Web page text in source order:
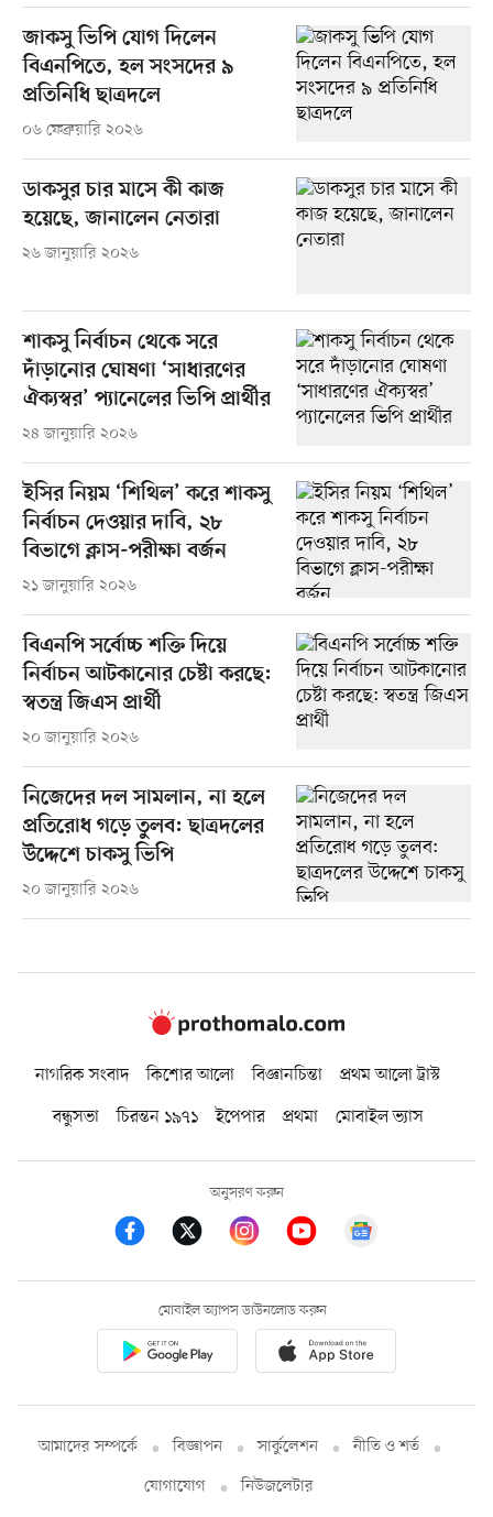
জাকসু ভিপি যোগ দিলেন
বিএনপিতে, হল সংসদের ৯
প্রতিনিধি ছাত্রদলে
০৬ ফেব্রুয়ারি ২০২৬
ডাকসুর চার মাসে কী কাজ
হয়েছে, জানালেন নেতারা
২৬ জানুয়ারি ২০২৬
শাকসু নির্বাচন থেকে সরে
দাঁড়ানোর ঘোষণা ‘সাধারণের
ঐক্যস্বর’ প্যানেলের ভিপি প্রার্থীর
২৪ জানুয়ারি ২০২৬
ইসির নিয়ম ‘শিথিল’ করে শাকসু
নির্বাচন দেওয়ার দাবি, ২৮
বিভাগে ক্লাস-পরীক্ষা বর্জন
২১ জানুয়ারি ২০২৬
বিএনপি সর্বোচ্চ শক্তি দিয়ে
নির্বাচন আটকানোর চেষ্টা করছে:
স্বতন্ত্র জিএস প্রার্থী
২০ জানুয়ারি ২০২৬
নিজেদের দল সামলান, না হলে
প্রতিরোধ গড়ে তুলব: ছাত্রদলের
উদ্দেশে চাকসু ভিপি
২০ জানুয়ারি ২০২৬
নাগরিক সংবাদ কিশোর আলো বিজ্ঞানচিন্তা
প্রথম আলো ট্রাস্ট
বন্ধুসভা
চিরন্তন ১৯৭১ ইপেপার প্রথমা মোবাইল ভ্যাস
অনুসরণ করুন
মোবাইল অ্যাপস ডাউনলোড করুন
আমাদের সম্পর্কে বিজ্ঞাপন সার্কুলেশন
নীতি ও শর্ত
যোগাযোগ
নিউজলেটার